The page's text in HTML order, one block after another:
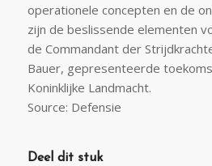
operationele concepten en de
zijn de beslissende elementen
de Commandant der
Bauer, gepresenteerde
Koninklijke Landmacht.
Source: Defensie
Deel dit stuk